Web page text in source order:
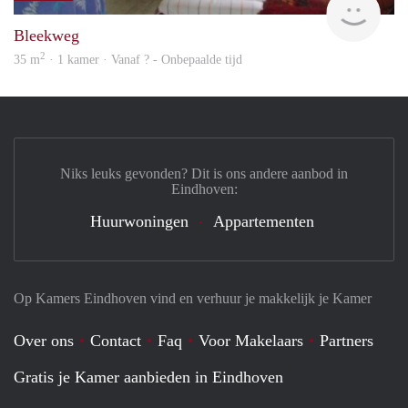
Bleekweg
35 m2 · 1 kamer · Vanaf ? - Onbepaalde tijd
Op Kamers Eindhoven vind en verhuur je makkelijk je Kamer
Over ons Contact Faq Voor Makelaars
Partners
Gratis je Kamer aanbieden in Eindhoven
Niks leuks gevonden? Dit is ons andere aanbod in
Eindhoven:
Huurwoningen Appartementen